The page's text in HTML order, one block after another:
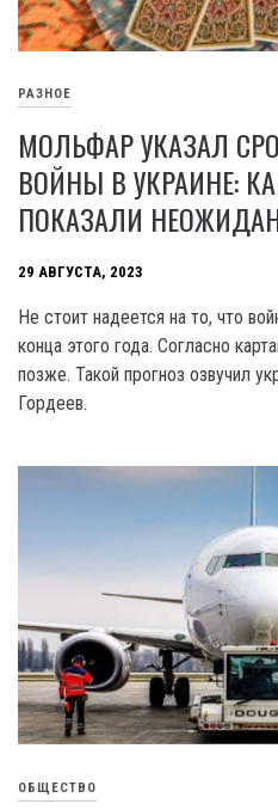
РАЗНОЕ
МОЛЬФАР УКАЗАЛ
ВОЙНЫ В УКРАИНЕ:
ПОКАЗАЛИ
29 АВГУСТА, 2023
Не стоит надеется на то, что
конца этого года. Согласно
позже. Такой прогноз озвучил
Гордеев.
ОБЩЕСТВО